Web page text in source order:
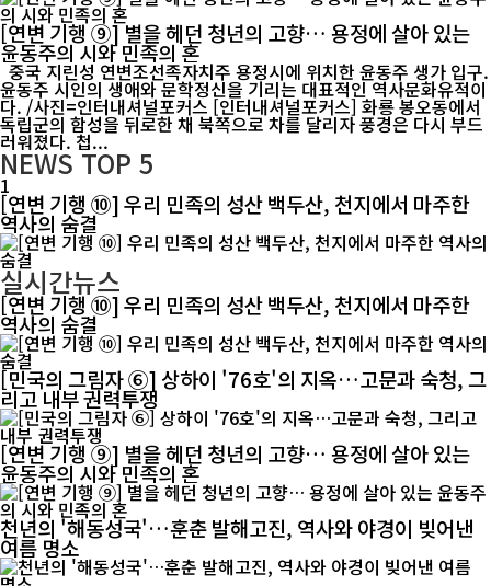
[연변 기행 ⑨] 별을 헤던 청년의 고향… 용정에 살아 있는
윤동주의 시와 민족의 혼
중국 지린성 연변조선족자치주 용정시에 위치한 윤동주 생가 입구.
윤동주 시인의 생애와 문학정신을 기리는 대표적인 역사문화유적이
다. /사진=인터내셔널포커스 [인터내셔널포커스] 화룡 봉오동에서
독립군의 함성을 뒤로한 채 북쪽으로 차를 달리자 풍경은 다시 부드
러워졌다. 첩...
NEWSTOP 5
1
[연변 기행 ⑩] 우리 민족의 성산 백두산, 천지에서 마주한
역사의 숨결
실시간뉴스
[연변 기행 ⑩] 우리 민족의 성산 백두산, 천지에서 마주한
역사의 숨결
[민국의 그림자 ⑥] 상하이 '76호'의 지옥…고문과 숙청, 그
리고 내부 권력투쟁
[연변 기행 ⑨] 별을 헤던 청년의 고향… 용정에 살아 있는
윤동주의 시와 민족의 혼
천년의 '해동성국'…훈춘 발해고진, 역사와 야경이 빚어낸
여름 명소